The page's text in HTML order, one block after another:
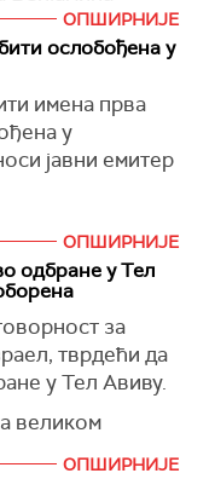
своје
сада
узалудне",
ОПШИРНИЈЕ
ослобођена у
имена прва
у
јавни емитер
дати имена
шефа
се да ће
наводи се да
таоца бити
ОПШИРНИЈЕ
одбране у Тел
за
тврдећи да
у Тел Авиву.
великом
нису
ОПШИРНИЈЕ